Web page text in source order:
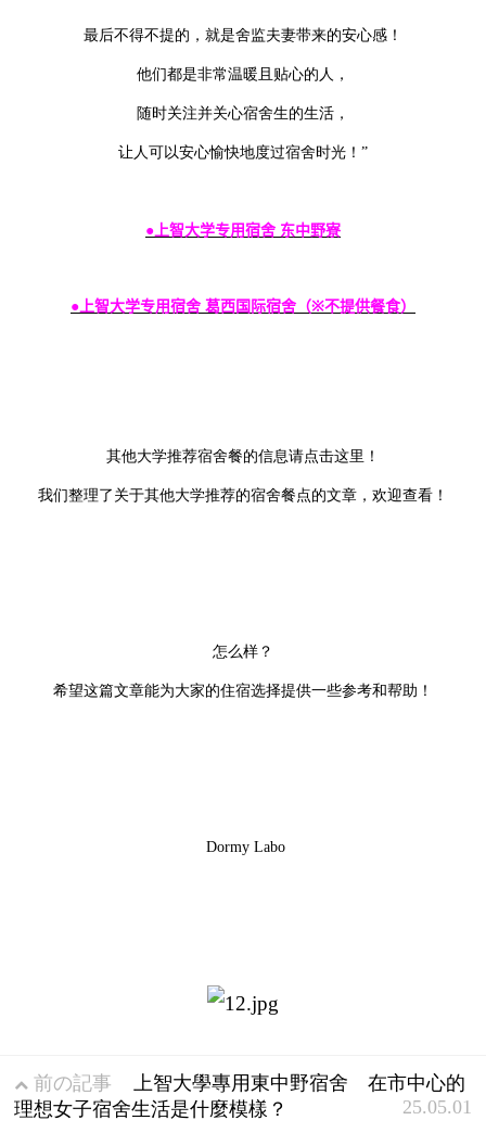
最后不得不提的，就是舍监夫妻带来的安心感！
他们都是非常温暖且贴心的人，
随时关注并关心宿舍生的生活，
让人可以安心愉快地度过宿舍时光！”
●上智大学专用宿舍 东中野寮
●上智大学专用宿舍 葛西国际宿舍（※不提供餐食）
其他大学推荐宿舍餐的信息请点击这里！
我们整理了关于其他大学推荐的宿舍餐点的文章，欢迎查看！
怎么样？
希望这篇文章能为大家的住宿选择提供一些参考和帮助！
Dormy Labo
前の記事
上智大學專用東中野宿舍 在市中心的
理想女子宿舍生活是什麼模樣？
25.05.01